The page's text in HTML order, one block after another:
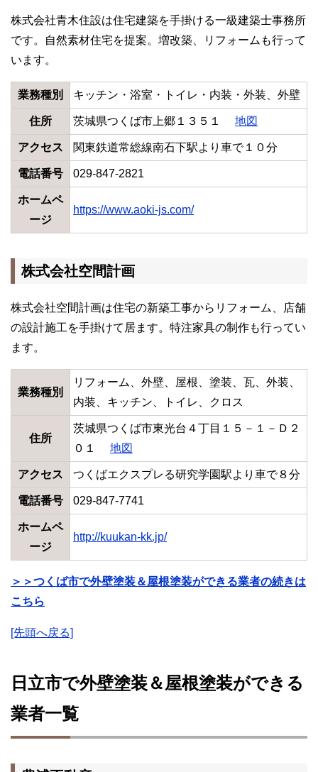
株式会社青木住設は住宅建築を手掛ける一級建築士事務所
です。自然素材住宅を提案。増改築、リフォームも行って
います。
業務種別 キッチン・浴室・トイレ・内装・外装、外壁
住所 茨城県つくば市上郷１３５１ 地図
アクセス 関東鉄道常総線南石下駅より車で１０分
電話番号 029-847-2821
ホームペ
ージ
https://www.aoki-js.com/
株式会社空間計画
株式会社空間計画は住宅の新築工事からリフォーム、店舗
の設計施工を手掛けて居ます。特注家具の制作も行ってい
ます。
業務種別
リフォーム、外壁、屋根、塗装、瓦、外装、
内装、キッチン、トイレ、クロス
住所
茨城県つくば市東光台４丁目１５－１－Ｄ２
０１ 地図
アクセス つくばエクスプレる研究学園駅より車で８分
電話番号 029-847-7741
ホームペ
ージ
http://kuukan-kk.jp/
＞＞つくば市で外壁塗装＆屋根塗装ができる業者の続きは
こちら
[先頭へ戻る]
日立市で外壁塗装＆屋根塗装ができる
業者一覧